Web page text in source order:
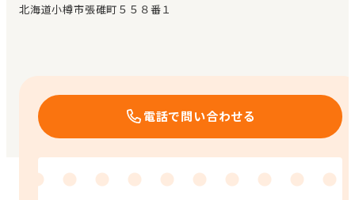
エンクルの特徴と活用方法
北海道小樽市張碓町５５８番１
電話で問い合わせる